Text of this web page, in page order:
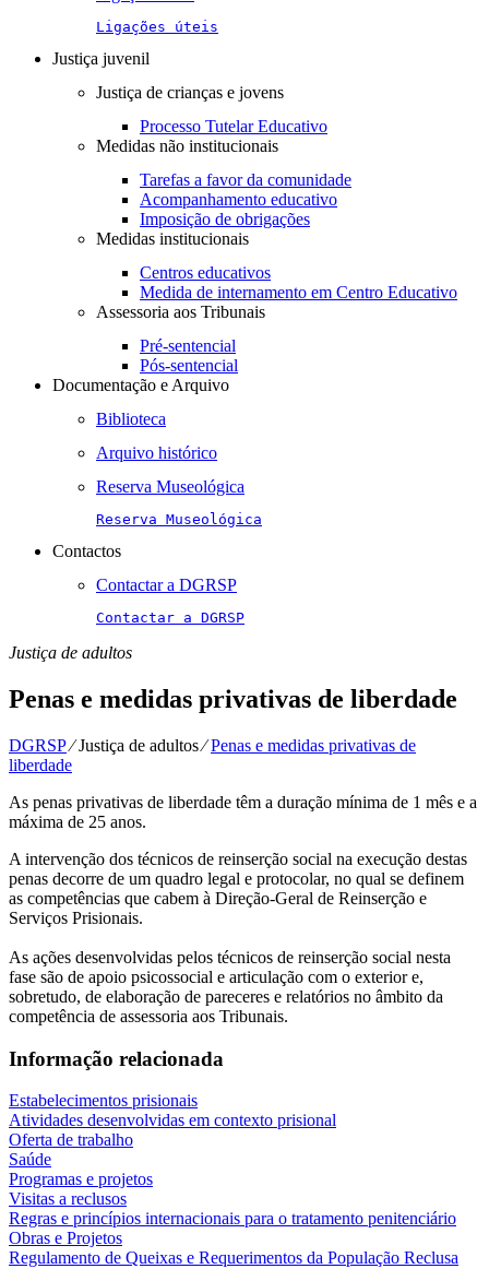
Ligações úteis
Justiça juvenil
Justiça de crianças e jovens
Processo Tutelar Educativo
Medidas não institucionais
Tarefas a favor da comunidade
Acompanhamento educativo
Imposição de obrigações
Medidas institucionais
Centros educativos
Medida de internamento em Centro Educativo
Assessoria aos Tribunais
Pré-sentencial
Pós-sentencial
Documentação e Arquivo
Biblioteca
Arquivo histórico
Reserva Museológica
Reserva Museológica
Contactos
Contactar a DGRSP
Contactar a DGRSP
Justiça de adultos
Penas e medidas privativas de liberdade
DGRSP⁄Justiça de adultos⁄Penas e medidas privativas de
liberdade
As penas privativas de liberdade têm a duração mínima de 1 mês e a
máxima de 25 anos.
A intervenção dos técnicos de reinserção social na execução destas
penas decorre de um quadro legal e protocolar, no qual se definem
as competências que cabem à Direção-Geral de Reinserção e
Serviços Prisionais.
As ações desenvolvidas pelos técnicos de reinserção social nesta
fase são de apoio psicossocial e articulação com o exterior e,
sobretudo, de elaboração de pareceres e relatórios no âmbito da
competência de assessoria aos Tribunais.
Informação relacionada
Estabelecimentos prisionais
Atividades desenvolvidas em contexto prisional
Oferta de trabalho
Saúde
Programas e projetos
Visitas a reclusos
Regras e princípios internacionais para o tratamento penitenciário
Obras e Projetos
Regulamento de Queixas e Requerimentos da População Reclusa